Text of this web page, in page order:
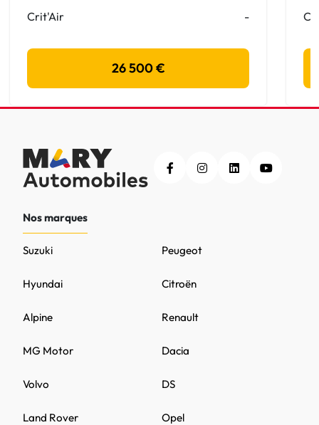
Crit'Air -
26 500 €
Nos marques
Peugeot
DS
MG Motor
Citroën
Opel
Volvo
Renault
Hyundai
Land Rover
Dacia
Alpine
Suzuki